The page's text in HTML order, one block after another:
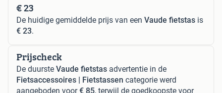
€ 23
De huidige gemiddelde prijs van een Vaude fietstas is
€ 23.
Prijscheck
De duurste Vaude fietstas advertentie in de
Fietsaccessoires | Fietstassen categorie werd
aangeboden voor€ 85, terwijl de goedkoopste voor